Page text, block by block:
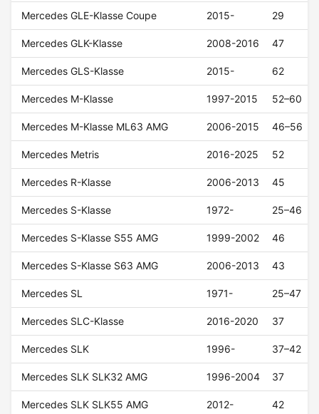
Mercedes GLE-Klasse Coupe 2015- 29
Mercedes GLK-Klasse 2008-2016 47
Mercedes GLS-Klasse 2015- 62
Mercedes M-Klasse 1997-2015 52–60
Mercedes M-Klasse ML63 AMG 2006-2015 46–56
Mercedes Metris 2016-2025 52
Mercedes R-Klasse 2006-2013 45
Mercedes S-Klasse 1972- 25–46
Mercedes S-Klasse S55 AMG 1999-2002 46
Mercedes S-Klasse S63 AMG 2006-2013 43
Mercedes SL 1971- 25–47
Mercedes SLC-Klasse 2016-2020 37
Mercedes SLK 1996- 37–42
Mercedes SLK SLK32 AMG 1996-2004 37
Mercedes SLK SLK55 AMG 2012- 42